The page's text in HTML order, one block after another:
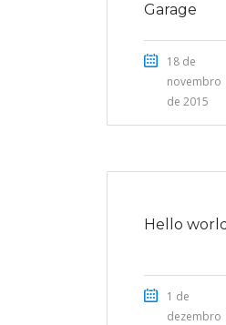
Garage
18 de
novembro
de 2015
Hello
1 de
dezembro